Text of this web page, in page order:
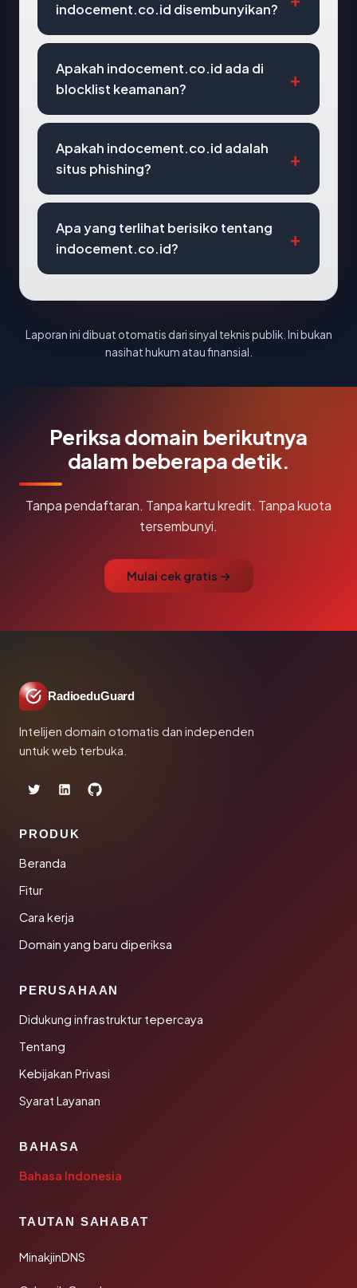
indocement.co.id disembunyikan?
Apakah indocement.co.id ada di
blocklist keamanan?
Apakah indocement.co.id adalah
situs phishing?
Apa yang terlihat berisiko tentang
indocement.co.id?
Laporan ini dibuat otomatis dari sinyal teknis publik. Ini bukan
nasihat hukum atau finansial.
Periksa domain berikutnya
dalam beberapa detik.
Tanpa pendaftaran. Tanpa kartu kredit. Tanpa kuota
tersembunyi.
Mulai cek gratis →
RadioeduGuard
Intelijen domain otomatis dan independen
untuk web terbuka.
PRODUK
Beranda
Fitur
Cara kerja
Domain yang baru diperiksa
PERUSAHAAN
Didukung infrastruktur tepercaya
Tentang
Kebijakan Privasi
Syarat Layanan
BAHASA
Bahasa Indonesia
TAUTAN SAHABAT
MinakjinDNS